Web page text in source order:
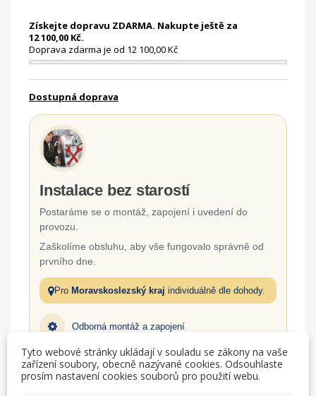
Získejte dopravu ZDARMA. Nakupte ještě za
12 100,00 Kč.
Doprava zdarma je od 12 100,00 Kč
Dostupná doprava
Instalace bez starostí
Postaráme se o montáž, zapojení i uvedení do
provozu.
Zaškolíme obsluhu, aby vše fungovalo správně od
prvního dne.
Pro Moravskoslezský kraj individuálně dle dohody.
Odborná montáž a zapojení
Uvedení do provozu a odzkoušení
Tyto webové stránky ukládají v souladu se zákony na vaše
zařízení soubory, obecně nazývané cookies. Odsouhlaste
prosím nastavení cookies souborů pro použití webu.